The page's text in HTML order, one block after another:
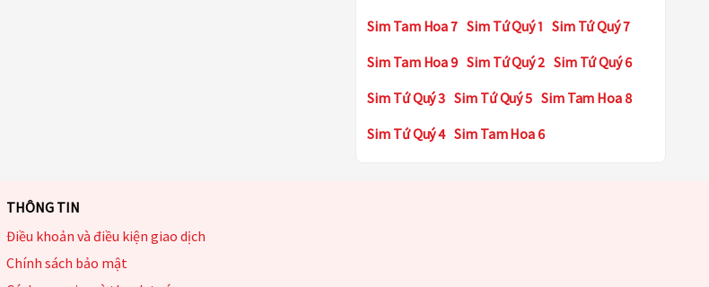
Sim Tam Hoa 7 Sim Tứ Quý 1 Sim Tứ Quý 7
Sim Tam Hoa 9 Sim Tứ Quý 2 Sim Tứ Quý 6
Sim Tứ Quý 3 Sim Tứ Quý 5 Sim Tam Hoa 8
Sim Tứ Quý 4 Sim Tam Hoa 6
THÔNG TIN
Điều khoản và điều kiện giao dịch
Chính sách bảo mật